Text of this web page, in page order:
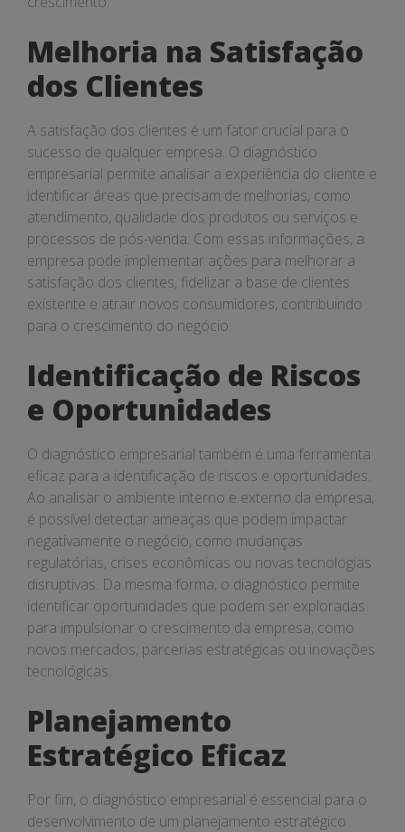
Melhoria na Satisfação
dos Clientes
A satisfação dos clientes é um fator crucial para o
sucesso de qualquer empresa. O diagnóstico
empresarial permite analisar a experiência do cliente e
identificar áreas que precisam de melhorias, como
atendimento, qualidade dos produtos ou serviços e
processos de pós-venda. Com essas informações, a
empresa pode implementar ações para melhorar a
satisfação dos clientes, fidelizar a base de clientes
existente e atrair novos consumidores, contribuindo
para o crescimento do negócio.
Identificação de Riscos
e Oportunidades
O diagnóstico empresarial também é uma ferramenta
eficaz para a identificação de riscos e oportunidades.
Ao analisar o ambiente interno e externo da empresa,
é possível detectar ameaças que podem impactar
negativamente o negócio, como mudanças
regulatórias, crises econômicas ou novas tecnologias
disruptivas. Da mesma forma, o diagnóstico permite
identificar oportunidades que podem ser exploradas
para impulsionar o crescimento da empresa, como
novos mercados, parcerias estratégicas ou inovações
tecnológicas.
Planejamento
Estratégico Eficaz
Por fim, o diagnóstico empresarial é essencial para o
desenvolvimento de um planejamento estratégico